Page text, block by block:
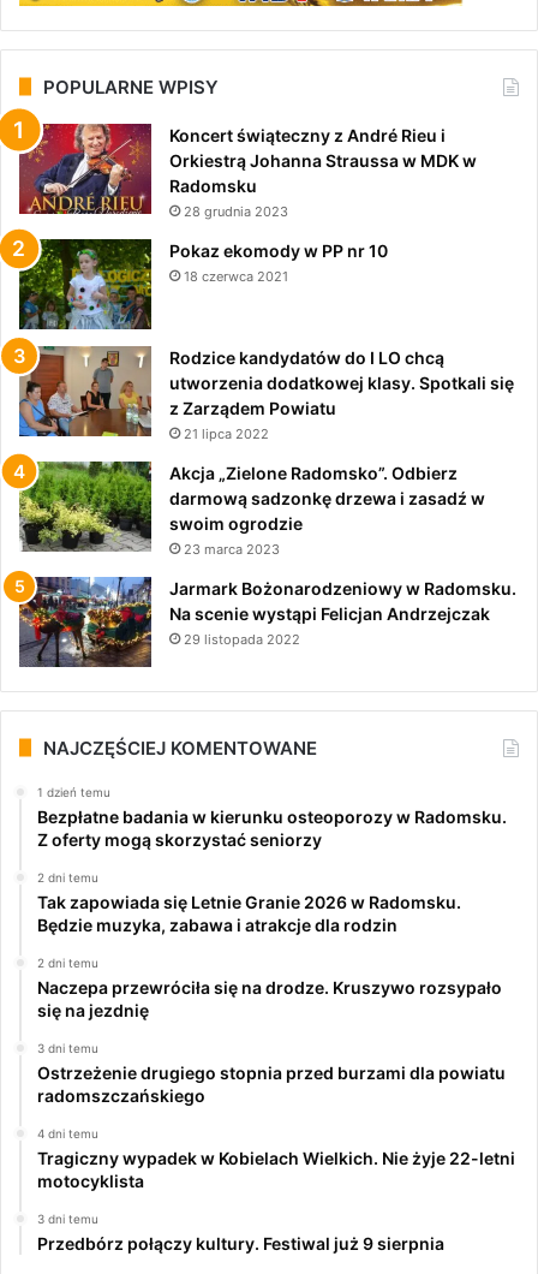
POPULARNE WPISY
Koncert świąteczny z André Rieu i
Orkiestrą Johanna Straussa w MDK w
Radomsku
28 grudnia 2023
Pokaz ekomody w PP nr 10
18 czerwca 2021
Rodzice kandydatów do I LO chcą
utworzenia dodatkowej klasy. Spotkali się
z Zarządem Powiatu
21 lipca 2022
Akcja „Zielone Radomsko”. Odbierz
darmową sadzonkę drzewa i zasadź w
swoim ogrodzie
23 marca 2023
Jarmark Bożonarodzeniowy w Radomsku.
Na scenie wystąpi Felicjan Andrzejczak
29 listopada 2022
NAJCZĘŚCIEJ KOMENTOWANE
1 dzień temu
Bezpłatne badania w kierunku osteoporozy w Radomsku.
Z oferty mogą skorzystać seniorzy
2 dni temu
Tak zapowiada się Letnie Granie 2026 w Radomsku.
Będzie muzyka, zabawa i atrakcje dla rodzin
2 dni temu
Naczepa przewróciła się na drodze. Kruszywo rozsypało
się na jezdnię
3 dni temu
Ostrzeżenie drugiego stopnia przed burzami dla powiatu
radomszczańskiego
4 dni temu
Tragiczny wypadek w Kobielach Wielkich. Nie żyje 22-letni
motocyklista
3 dni temu
Przedbórz połączy kultury. Festiwal już 9 sierpnia